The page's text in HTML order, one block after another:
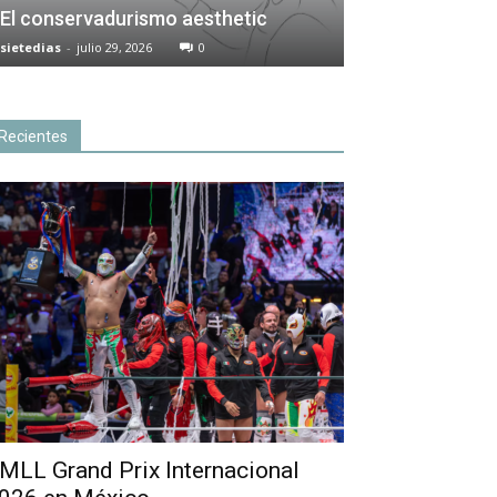
El conservadurismo aesthetic
sietedias - julio 29, 2026 0
Grand Prix Internacional